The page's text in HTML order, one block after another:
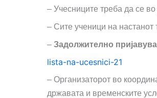
– Учесниците треба да се
– Сите ученици на настанот
– Задолжително
lista-na-ucesnici-21
– Организаторот во
државата и временските